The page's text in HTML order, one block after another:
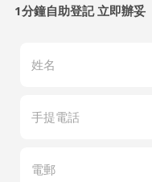
1分鐘自助登記 立即辦妥